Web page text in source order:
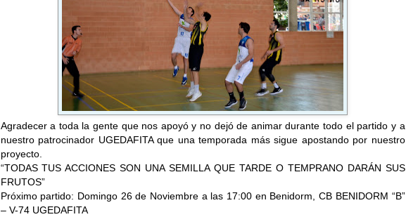
Agradecer a toda la gente que nos apoyó y no dejó de animar durante todo el partido y a
nuestro patrocinador UGEDAFITA que una temporada más sigue apostando por nuestro
proyecto.
“TODAS TUS ACCIONES SON UNA SEMILLA QUE TARDE O TEMPRANO DARÁN SUS
FRUTOS”
Próximo partido: Domingo 26 de Noviembre a las 17:00 en Benidorm, CB BENIDORM “B”
– V-74 UGEDAFITA